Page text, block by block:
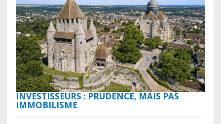
INVESTISSEURS : PRUDENCE, MAIS PAS
IMMOBILISME